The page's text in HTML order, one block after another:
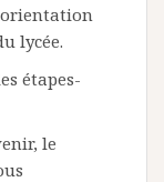
orientation
lycée.
étapes-
le